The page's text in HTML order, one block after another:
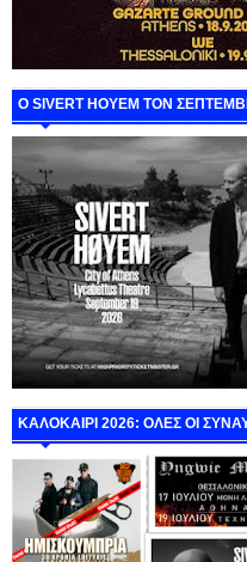
Ο SIVERT HOYEM ΤΟΝ
ΚΑΛΟΚΑΙΡΙ 2026: ΟΛΕΣ ΟΙ